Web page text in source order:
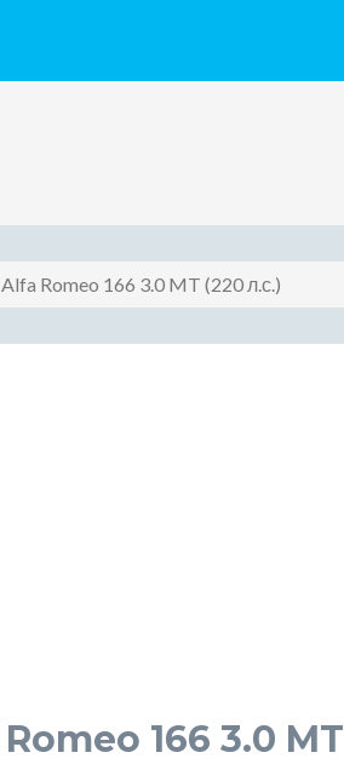
Romeo 166 3.0 MT (220 л.с.)
166 3.0 MT